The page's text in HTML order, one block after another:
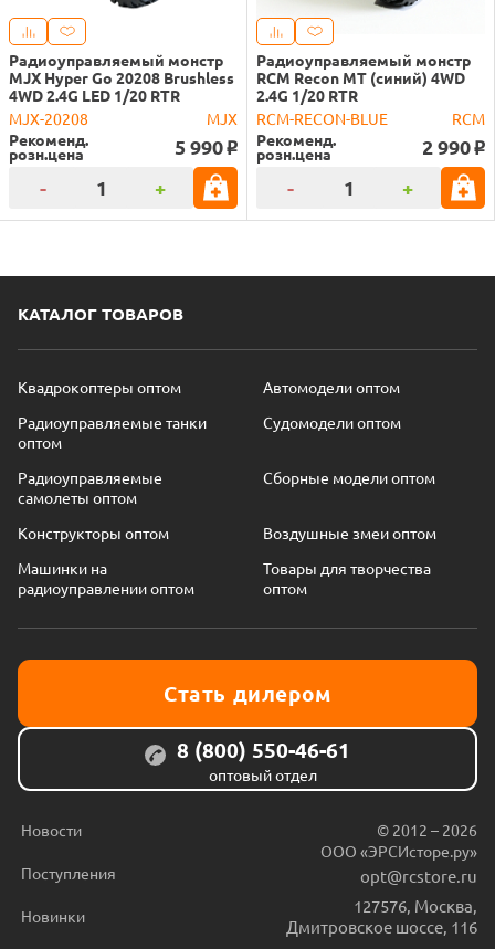
Радиоуправляемый монстр
MJX Hyper Go 20208 Brushless
4WD 2.4G LED 1/20 RTR
MJX-20208
MJX
Рекоменд.
розн.цена 5 990 o
- +
Радиоуправляемый монстр
RCM Recon MT (синий) 4WD
2.4G 1/20 RTR
RCM-RECON-BLUE
RCM
Рекоменд.
розн.цена 2 990 o
- +
КАТАЛОГ ТОВАРОВ
Квадрокоптеры оптом
Автомодели оптом
Радиоуправляемые танки
оптом
Судомодели оптом
Радиоуправляемые
самолеты оптом
Сборные модели оптом
Конструкторы оптом
Воздушные змеи оптом
Машинки на
радиоуправлении оптом
Товары для творчества
оптом
Стать дилером
8 (800) 550-46-61
оптовый отдел
Новости
Поступления
Новинки
© 2012 – 2026
ООО «ЭРСИсторе.ру»
opt@rcstore.ru
127576 Москва
Дмитровское шоссе, 116